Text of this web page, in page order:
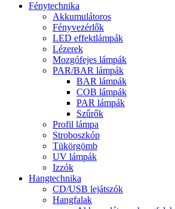
Fénytechnika
Akkumulátoros
Fényvezérlők
LED effektlámpák
Lézerek
Mozgófejes lámpák
PAR/BAR lámpák
BAR lámpák
COB lámpák
PAR lámpák
Szűrők
Profil lámpa
Stroboszkóp
Tükörgömb
UV lámpák
Izzók
Hangtechnika
CD/USB lejátszók
Hangfalak